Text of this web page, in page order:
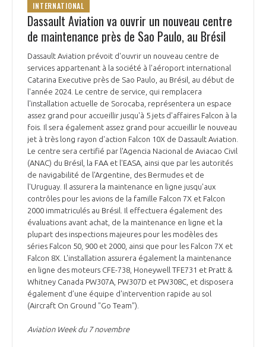
INTERNATIONAL
Dassault Aviation va ouvrir un nouveau centre
de maintenance près de Sao Paulo, au Brésil
Dassault Aviation prévoit d'ouvrir un nouveau centre de
services appartenant à la société à l'aéroport international
Catarina Executive près de Sao Paulo, au Brésil, au début de
l'année 2024. Le centre de service, qui remplacera
l'installation actuelle de Sorocaba, représentera un espace
assez grand pour accueillir jusqu'à 5 jets d'affaires Falcon à la
fois. Il sera également assez grand pour accueillir le nouveau
jet à très long rayon d'action Falcon 10X de Dassault Aviation.
Le centre sera certifié par l'Agencia Nacional de Aviacao Civil
(ANAC) du Brésil, la FAA et l'EASA, ainsi que par les autorités
de navigabilité de l'Argentine, des Bermudes et de
l'Uruguay. Il assurera la maintenance en ligne jusqu'aux
contrôles pour les avions de la famille Falcon 7X et Falcon
2000 immatriculés au Brésil. Il effectuera également des
évaluations avant achat, de la maintenance en ligne et la
plupart des inspections majeures pour les modèles des
séries Falcon 50, 900 et 2000, ainsi que pour les Falcon 7X et
Falcon 8X. L'installation assurera également la maintenance
en ligne des moteurs CFE-738, Honeywell TFE731 et Pratt &
Whitney Canada PW307A, PW307D et PW308C, et disposera
également d’une équipe d'intervention rapide au sol
(Aircraft On Ground "Go Team").
Aviation Week du 7 novembre